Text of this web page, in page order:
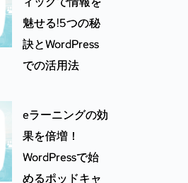
魅せる!5つの秘
訣とWordPress
での活用法
eラーニングの効
果を倍増！
WordPressで始
めるポッドキャ